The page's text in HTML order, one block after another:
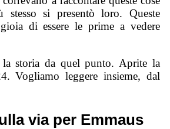
stesso si presentò loro. Queste
di essere le prime a vedere
la storia da quel punto. Aprite la
Vogliamo leggere insieme, dal
via per Emmaus